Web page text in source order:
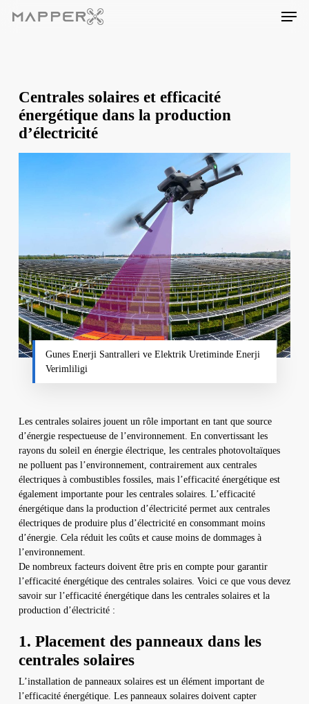
Menu
Centrales solaires et efficacité
énergétique dans la production
d’électricité
Gunes Enerji Santralleri ve Elektrik Uretiminde Enerji
Verimliligi
Les centrales solaires jouent un rôle important en tant que source
d’énergie respectueuse de l’environnement. En convertissant les
rayons du soleil en énergie électrique, les centrales photovoltaïques
ne polluent pas l’environnement, contrairement aux centrales
électriques à combustibles fossiles, mais l’efficacité énergétique est
également importante pour les centrales solaires. L’efficacité
énergétique dans la production d’électricité permet aux centrales
électriques de produire plus d’électricité en consommant moins
d’énergie. Cela réduit les coûts et cause moins de dommages à
l’environnement.
De nombreux facteurs doivent être pris en compte pour garantir
l’efficacité énergétique des centrales solaires. Voici ce que vous devez
savoir sur l’efficacité énergétique dans les centrales solaires et la
production d’électricité :
1. Placement des panneaux dans les
centrales solaires
L’installation de panneaux solaires est un élément important de
l’efficacité énergétique. Les panneaux solaires doivent capter